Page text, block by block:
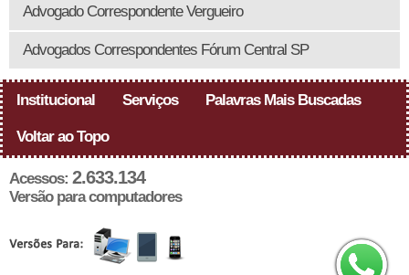
Advogado Correspondente Vergueiro
Advogados Correspondentes Fórum Central SP
Institucional Serviços Palavras Mais Buscadas
Voltar ao Topo
Acessos: 2.633.134
Versão para computadores